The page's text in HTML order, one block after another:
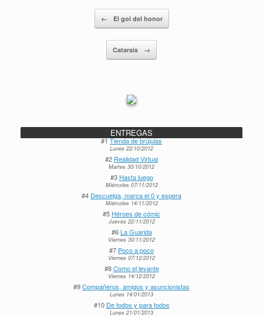
← El gol del honor
Catarsis →
ENTREGAS
#1Tienda de brújulas
Lunes 22/10/2012
#2 Realidad Virtual
Martes 30/10/2012
#3 Hasta luego
Miércoles 07/11/2012
#4 Descuelga, marca el 0 y espera
Miércoles 14/11/2012
#5 Héroes de cómic
Jueves 22/11/2012
#6La Guarida
Viernes 30/11/2012
#7 Poco a poco
Viernes 07/12/2012
#8Como el levante
Viernes 14/12/2012
#9Compañeros, amigos y asuncionistas
Lunes 14/01/2013
#10 De todos y para todos
Lunes 21/01/2013